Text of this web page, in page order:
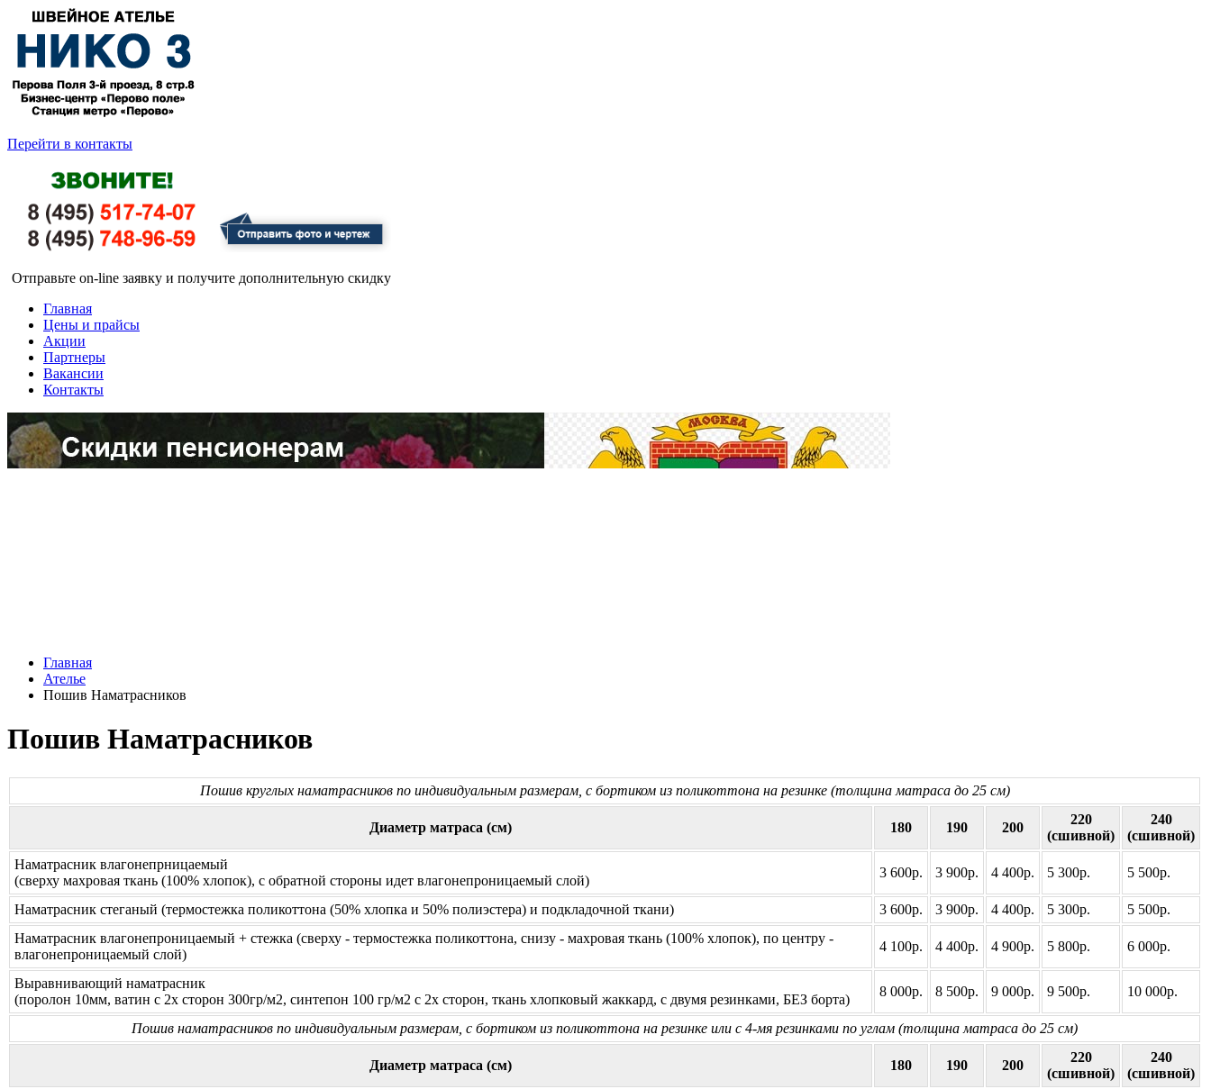
Перейти в контакты
Отправьте on-line заявку и получите дополнительную скидку
Главная
Цены и прайсы
Акции
Партнеры
Вакансии
Контакты
Главная
Ателье
Пошив Наматрасников
Пошив Наматрасников
Пошив круглых наматрасников по индивидуальным размерам, с бортиком из поликоттона на резинке (толщина матраса до 25 см)
Диаметр матраса (см) 180 190 200
220
(сшивной)
240
(сшивной)
Наматрасник влагонепрницаемый
(сверху махровая ткань (100% хлопок), с обратной стороны идет влагонепроницаемый слой)
3 600р. 3 900р. 4 400р. 5 300р. 5 500р.
Наматрасник стеганый (термостежка поликоттона (50% хлопка и 50% полиэстера) и подкладочной ткани) 3 600р. 3 900р. 4 400р. 5 300р.
5 500р.
Наматрасник влагонепроницаемый + стежка (сверху - термостежка поликоттона, снизу - махровая ткань (100% хлопок), по центру -
влагонепроницаемый слой)
4 100р. 4 400р. 4 900р. 5 800р. 6 000р.
Выравнивающий наматрасник
(поролон 10мм, ватин с 2х сторон 300гр/м2, синтепон 100 гр/м2 с 2х сторон, ткань хлопковый жаккард, с двумя резинками, БЕЗ борта)
8 000р. 8 500р. 9 000р. 9 500р. 10 000р.
Пошив наматрасников по индивидуальным размерам, с бортиком из поликоттона на резинке или с 4-мя резинками по углам (толщина матраса до 25 см)
Диаметр матраса (см) 180 190 200
220
(сшивной)
240
(сшивной)